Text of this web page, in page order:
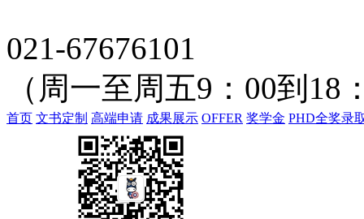
021-67676101
（周一至周五9：00到18
首页 文书定制 高端申请 成果展示 OFFER 奖学金 PHD全奖录